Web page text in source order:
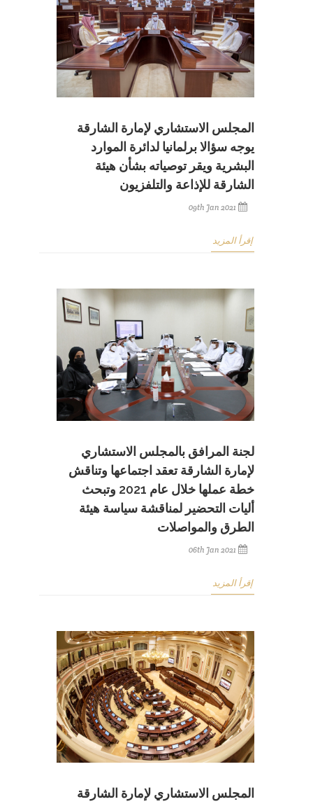
المجلس الاستشاري لإمارة الشارقة
يوجه سؤالا برلمانيا لدائرة الموارد
البشرية ويقر توصياته بشأن هيئة
الشارقة للإذاعة والتلفزيون
09th Jan 2021
إقرأ المزيد
لجنة المرافق بالمجلس الاستشاري
لإمارة الشارقة تعقد اجتماعها وتناقش
خطة عملها خلال عام 2021 وتبحث
أليات التحضير لمناقشة سياسة هيئة
الطرق والمواصلات
06th Jan 2021
إقرأ المزيد
المجلس الاستشاري لإمارة الشارقة